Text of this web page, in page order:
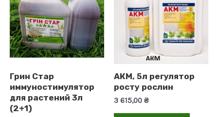
Грин Стар
иммуностимулятор
для растений 3л
(2+1)
АКМ, 5л регулятор
росту рослин
3 615,00 ₴